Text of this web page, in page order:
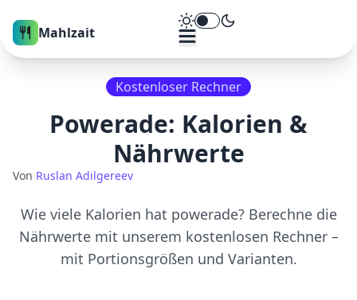
Mahlzait Theme umschalten
Kostenloser Rechner
Powerade: Kalorien &
Nährwerte
Von Ruslan Adilgereev
Wie viele Kalorien hat powerade? Berechne die
Nährwerte mit unserem kostenlosen Rechner –
mit Portionsgrößen und Varianten.